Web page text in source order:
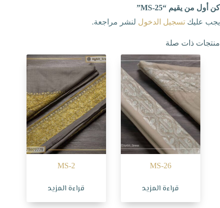
كن أول من يقيم “MS-25”
يجب عليك تسجيل الدخول لنشر مراجعة.
منتجات ذات صلة
MS-26
قراءة المزيد
MS-2
قراءة المزيد